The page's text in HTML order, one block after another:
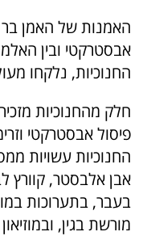
האמנות של האמן בר
אבסטרקטי ובין
החנוכיות, נלקחו
חלק מהחנוכיות
פיסול אבסטרקטי
החנוכיות עשויות
אבן אלבסטר, קוורץ
בעבר, בתערוכות
מורשת בגין,